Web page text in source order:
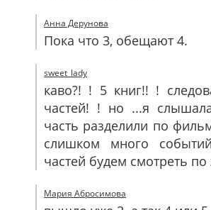
Анна Дерунова
Пока что 3, обещают 4.
sweet_lady
каво?! ! 5 книг!! !
частей! ! но ...я
часть разделили по
слишком много
частей будем смотреть по
Мария Абросимова